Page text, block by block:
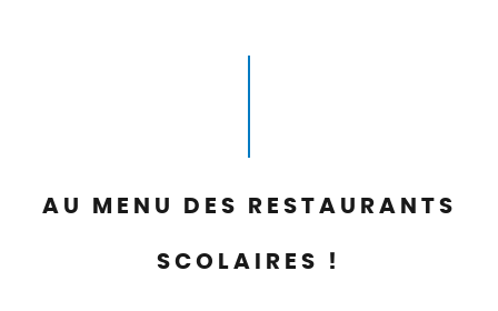
AU MENU DES RESTAURANTS
SCOLAIRES !